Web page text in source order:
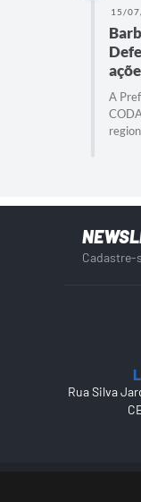
15/
A
Cadastre-
Rua Silva